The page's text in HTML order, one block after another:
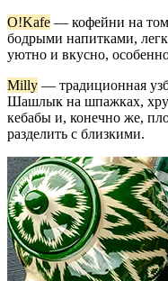
O!Kafe — кофейни на том
бодрыми напитками,
уютно и вкусно,
Milly — традиционная
Шашлык на шпажках,
кебабы и, конечно же,
разделить с близкими.